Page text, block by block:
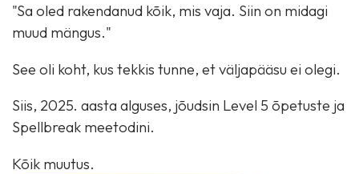
"Sa oled rakendanud kõik, mis vaja. Siin on midagi
muud mängus."
See oli koht, kus tekkis tunne, et väljapääsu ei olegi.
Siis, 2025. aasta alguses, jõudsin Level 5 õpetuste ja
Spellbreak meetodini.
Kõik muutus.